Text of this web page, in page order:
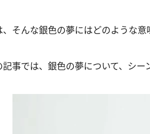
、そんな銀色の夢にはどのような
記事では、銀色の夢について、シ